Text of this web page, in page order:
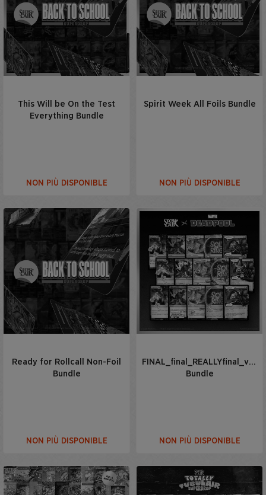
This Will be On the Test
Everything Bundle
NON PIÙ DISPONIBLE
Spirit Week All Foils Bundle
NON PIÙ DISPONIBLE
Ready for Rollcall Non-Foil
Bundle
NON PIÙ DISPONIBLE
Bundle
NON PIÙ DISPONIBLE